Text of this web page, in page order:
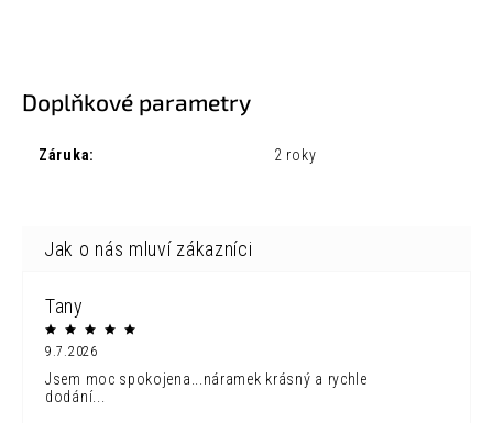
Doplňkové parametry
Záruka: 2 roky
Tany
9.7.2026
Jsem moc spokojena...náramek krásný a rychle
dodání...